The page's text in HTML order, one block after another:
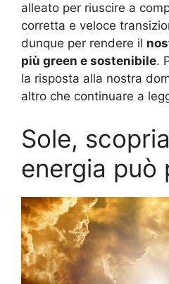
alleato per riuscire a
corretta e veloce
dunque per rendere il
più green e sostenibile.
la risposta alla nostra
altro che continuare a
Sole,
energia può